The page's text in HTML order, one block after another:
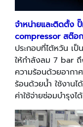
จำหน่ายและติดตั้ง
compressor สต๊อ
ประกอบที่ไต้หวัน เ
ให้กำลังลม 7 bar ถึ
ความร้อนด้วยอากา
ร้อนด้วยน้ำ ใช้งาน
ค่าใช้จ่ายซ่อมบำรุง